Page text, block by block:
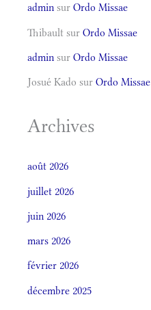
admin sur Ordo Missae
Thibault sur Ordo Missae
admin sur Ordo Missae
Josué Kado sur Ordo Missae
Archives
août 2026
juillet 2026
juin 2026
mars 2026
février 2026
décembre 2025